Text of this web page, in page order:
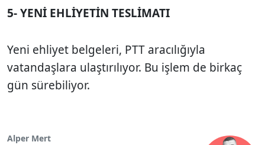
5- YENİ EHLİYETİN TESLİMATI
Yeni ehliyet belgeleri, PTT aracılığıyla
vatandaşlara ulaştırılıyor. Bu işlem de birkaç
gün sürebiliyor.
Alper Mert